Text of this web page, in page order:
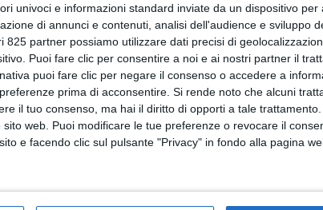
univoci e informazioni standard inviate da un dispositivo per
di annunci e contenuti, analisi dell'audience e sviluppo
825 partner possiamo utilizzare dati precisi di
Puoi fare clic per consentire a noi e ai nostri partner il
puoi fare clic per negare il consenso o accedere a
prima di acconsentire. Si rende noto che alcuni
il tuo consenso, ma hai il diritto di opporti a tale
web. Puoi modificare le tue preferenze o revocare il
e facendo clic sul pulsante "Privacy" in fondo alla pagina